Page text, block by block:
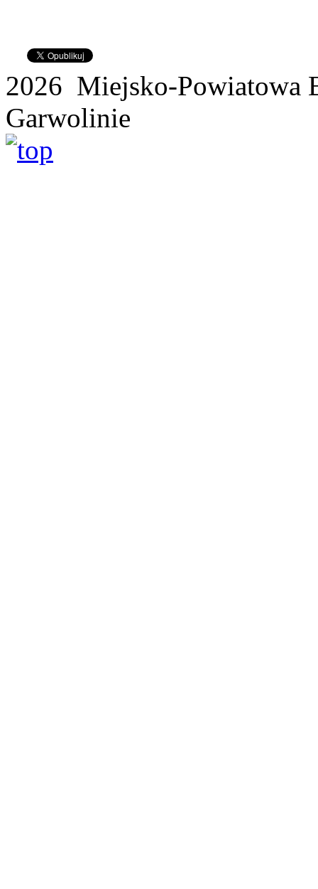
2026 Miejsko-Powiatowa
Garwolinie